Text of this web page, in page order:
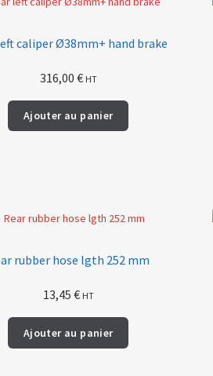
caliper Ø38mm+ hand brake
316,00 € HT
Ajouter au panier
rubber hose lgth 252 mm
13,45 € HT
Ajouter au panier